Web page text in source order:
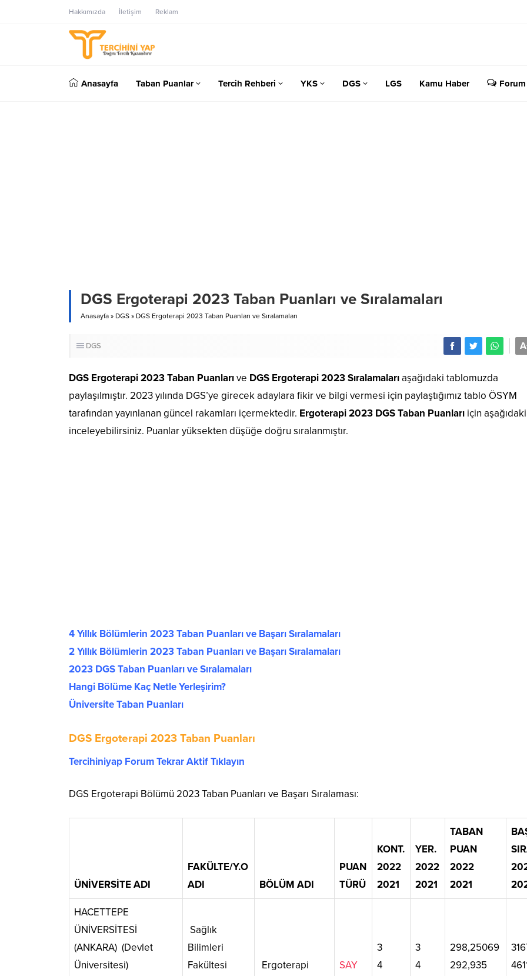
Hakkımızda İletişim Reklam
Anasayfa Taban Puanlar Tercih Rehberi YKS DGS LGS Kamu Haber Forum
DGS Ergoterapi 2023 Taban Puanları ve Sıralamaları
Anasayfa » DGS » DGS Ergoterapi 2023 Taban Puanları ve Sıralamaları
DGS A
DGS Ergoterapi 2023 Taban Puanlarıve DGS Ergoterapi 2023 Sıralamalarıaşağıdaki tablomuzda
paylaşılmıştır. 2023 yılında DGS’ye girecek adaylara fikir ve bilgi vermesi için paylaştığımız tablo ÖSYM
tarafından yayınlanan güncel rakamları içermektedir. Ergoterapi 2023 DGS Taban Puanları için
inceleyebilirsiniz. Puanlar yüksekten düşüğe doğru sıralanmıştır.
4 Yıllık Bölümlerin 2023 Taban Puanları ve Başarı Sıralamaları
2 Yıllık Bölümlerin 2023 Taban Puanları ve Başarı Sıralamaları
2023 DGS Taban Puanları ve Sıralamaları
Hangi Bölüme Kaç Netle Yerleşirim?
Üniversite Taban Puanları
DGS Ergoterapi 2023 Taban Puanları
Tercihiniyap Forum Tekrar Aktif Tıklayın
DGS Ergoterapi Bölümü 2023 Taban Puanları ve Başarı Sıralaması:
ÜNİVERSİTE ADI
FAKÜLTE/Y.O
ADI
BÖLÜM ADI
PUAN
TÜRÜ
KONT.
2022
2021
YER.
2022
2021
TABAN
PUAN
2022
2021
HACETTEPE
ÜNİVERSİTESİ
(ANKARA) (Devlet
Üniversitesi)
Sağlık
Bilimleri
Fakültesi
Ergoterapi SAY
3
4
3
4
298,25069
292,935